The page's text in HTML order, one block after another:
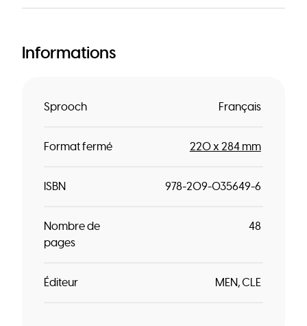
Informations
Sprooch Français
Format fermé 220 x 284 mm
ISBN 978-209-035649-6
Nombre de
pages
48
Éditeur MEN CLE